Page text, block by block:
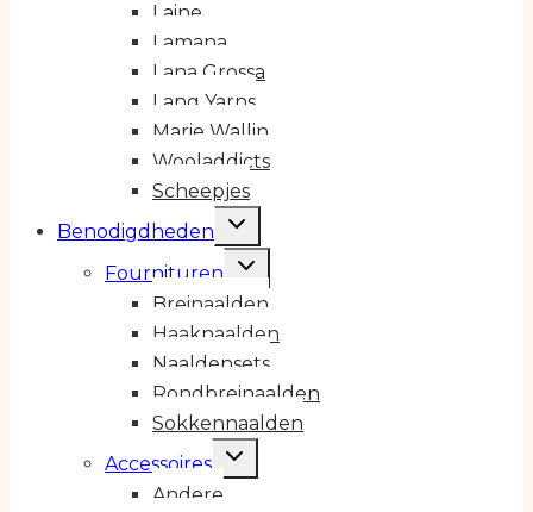
Laine
Lamana
Lana Grossa
Lang Yarns
Marie Wallin
Wooladdicts
Scheepjes
Benodigdheden
Toggle
Fournituren
Toggle
submenu
Breinaalden
Haaknaalden
Naaldensets
Rondbreinaalden
Sokkennaalden
Accessoires
Toggle
Andere